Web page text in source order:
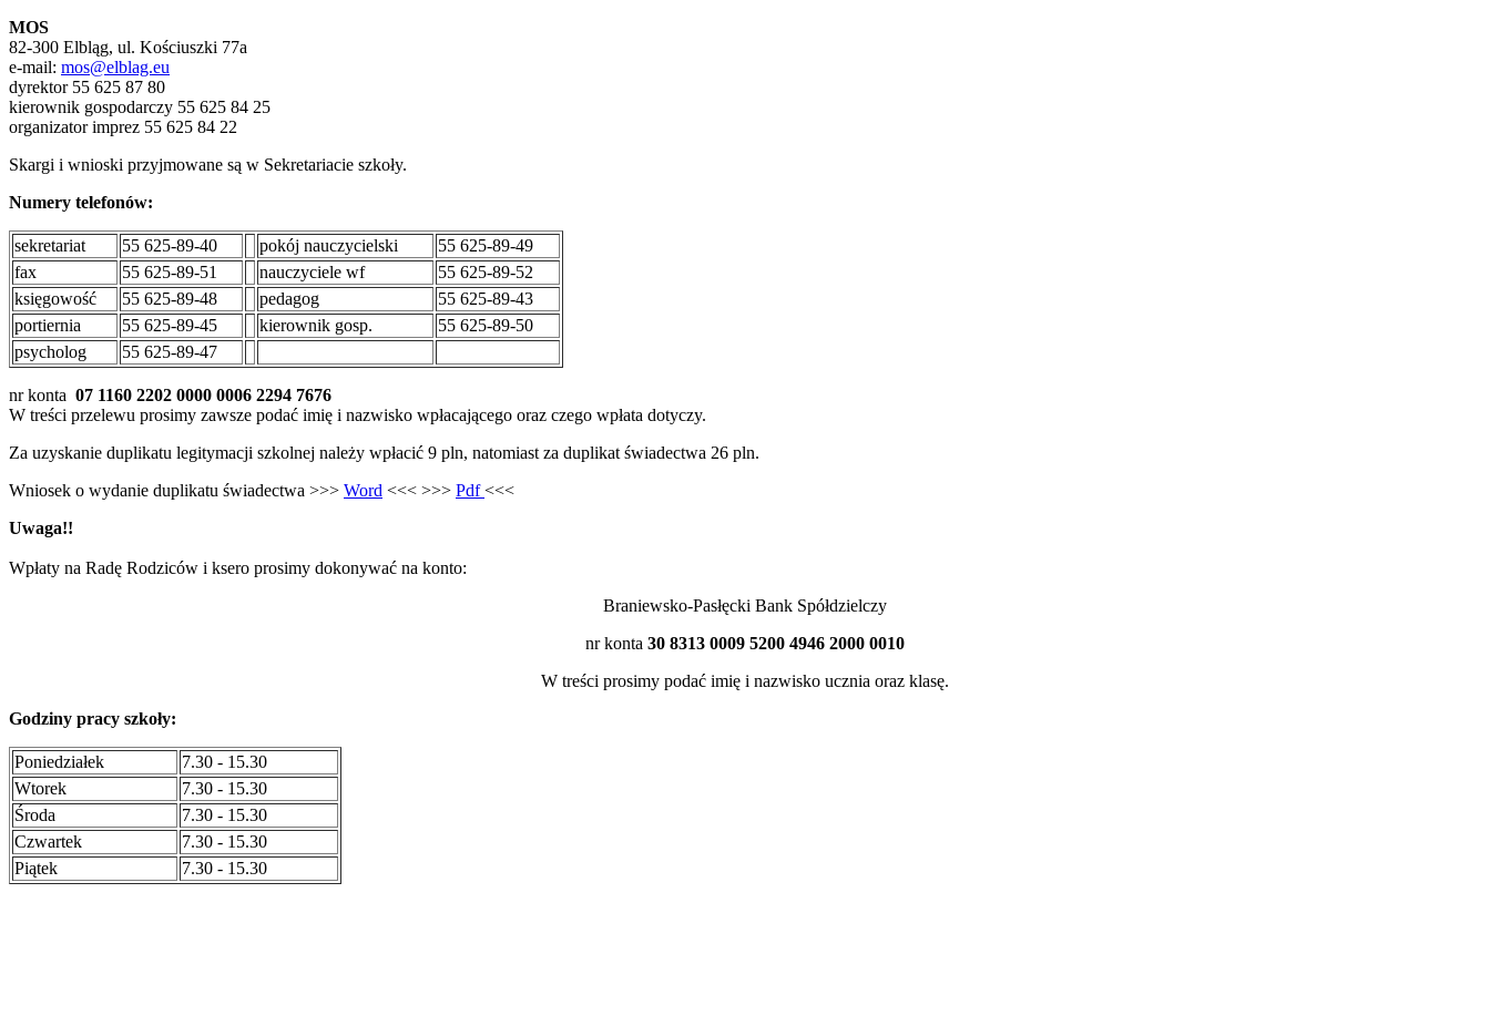
MOS
82-300 Elbląg, ul. Kościuszki 77a
e-mail: mos@elblag.eu
dyrektor 55 625 87 80
kierownik gospodarczy 55 625 84 25
organizator imprez 55 625 84 22
Skargi i wnioski przyjmowane są w Sekretariacie szkoły.
Numery telefonów:
sekretariat 55 625-89-40 pokój nauczycielski
55 625-89-49
fax
55 625-89-51 nauczyciele wf
55 625-89-52
księgowość
55 625-89-48 pedagog
55 625-89-43
portiernia
55 625-89-45 kierownik gosp.
55 625-89-50
psycholog
55 625-89-47
nr konta 07 1160 2202 0000 0006 2294 7676
W treści przelewu prosimy zawsze podać imię i nazwisko wpłacającego oraz czego wpłata dotyczy.
Za uzyskanie duplikatu legitymacji szkolnej należy wpłacić 9 pln, natomiast za duplikat świadectwa 26 pln.
Wniosek o wydanie duplikatu świadectwa >>> Word <<< >>> Pdf<<<
Uwaga!!
Wpłaty na Radę Rodziców i ksero prosimy dokonywać na konto:
Braniewsko-Pasłęcki Bank Spółdzielczy
nr konta 30 8313 0009 5200 4946 2000 0010
W treści prosimy podać imię i nazwisko ucznia oraz klasę.
Godziny pracy szkoły:
Poniedziałek
7.30 - 15.30
Wtorek
7.30 - 15.30
Środa
7.30 - 15.30
Czwartek
7.30 - 15.30
Piątek
7.30 - 15.30